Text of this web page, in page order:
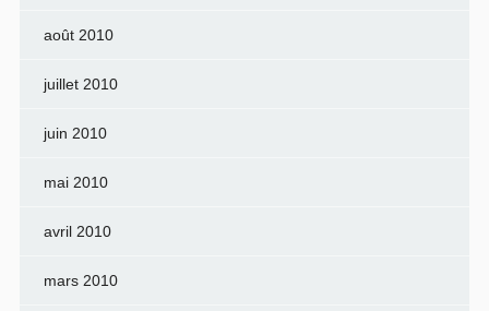
août 2010
juillet 2010
juin 2010
mai 2010
avril 2010
mars 2010